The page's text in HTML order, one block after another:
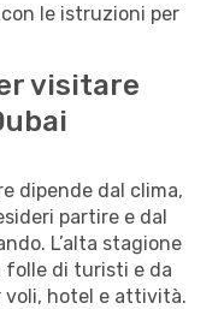
le istruzioni per
visitare
dipende dal clima,
partire e dal
L’alta stagione
di turisti e da
voli, hotel e attività.